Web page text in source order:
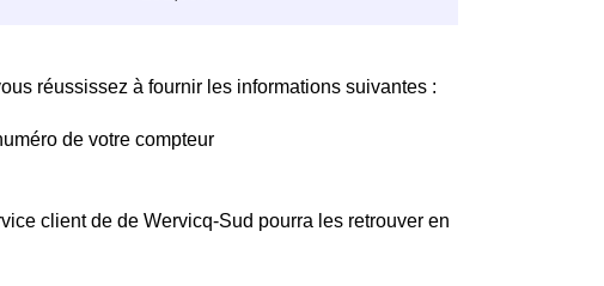
réussissez à fournir les informations suivantes :
de votre compteur
client de de Wervicq-Sud pourra les retrouver en